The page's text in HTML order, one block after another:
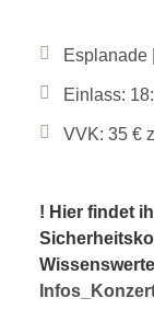
Esplanade
Einlass:
VVK: 35 €
! Hier findet